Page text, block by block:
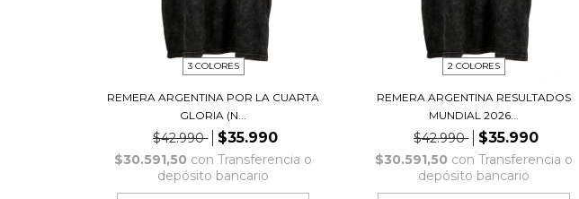
3 COLORES
REMERA ARGENTINA POR LA CUARTA
GLORIA (N...
$42.990 $35.990
$30.591,50 con Transferencia o
depósito bancario
2 COLORES
REMERA ARGENTINA RESULTADOS
MUNDIAL 2026...
$42.990 $35.990
$30.591,50 con Transferencia o
depósito bancario